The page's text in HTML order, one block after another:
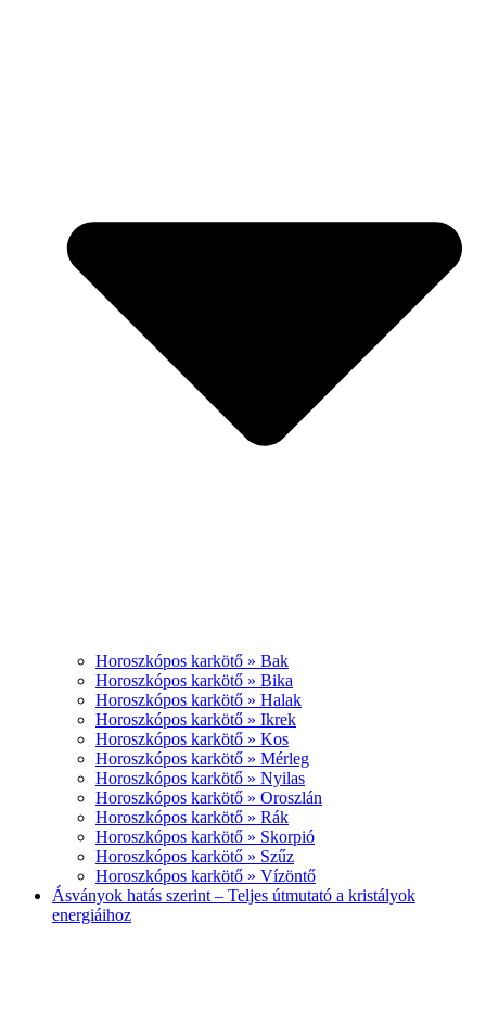
Horoszkópos karkötő » Bak
Horoszkópos karkötő » Bika
Horoszkópos karkötő » Halak
Horoszkópos karkötő » Ikrek
Horoszkópos karkötő » Kos
Horoszkópos karkötő » Mérleg
Horoszkópos karkötő » Nyilas
Horoszkópos karkötő » Oroszlán
Horoszkópos karkötő » Rák
Horoszkópos karkötő » Skorpió
Horoszkópos karkötő » Szűz
Horoszkópos karkötő » Vízöntő
Ásványok hatás szerint – Teljes útmutató a kristályok
energiáihoz